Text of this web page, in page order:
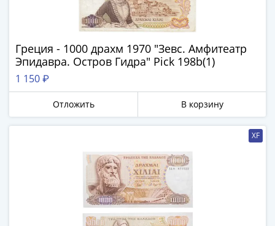
Греция - 1000 драхм 1970 "Зевс. Амфитеатр
Эпидавра. Остров Гидра" Pick 198b(1)
1 150 ₽
Отложить В корзину
XF